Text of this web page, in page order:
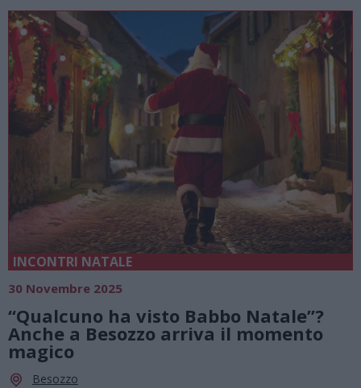
INCONTRI NATALE
30 Novembre 2025
“Qualcuno ha visto Babbo Natale”?
Anche a Besozzo arriva il momento
magico
Besozzo